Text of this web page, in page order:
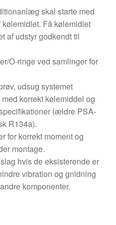
skal starte med
Få kølemidlet
af udstyr godkendt til
O-ringe ved samlinger for
udsug systemet
korrekt kølemiddel og
(ældre PSA-
R134a).
for korrekt moment og
montage.
hvis de eksisterende er
vibration og gnidning
komponenter.